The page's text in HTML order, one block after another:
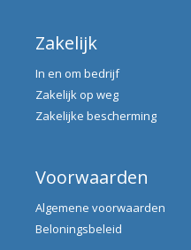
Zakelijk
In en om bedrijf
Zakelijk op weg
Zakelijke bescherming
Voorwaarden
Algemene voorwaarden
Beloningsbeleid